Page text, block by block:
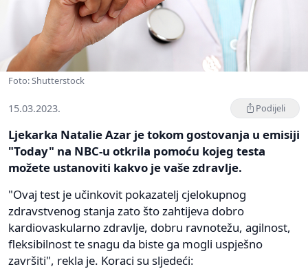
Foto: Shutterstock
15.03.2023. Podijeli
Ljekarka Natalie Azar je tokom gostovanja u emisiji
"Today" na NBC-u otkrila pomoću kojeg testa
možete ustanoviti kakvo je vaše zdravlje.
"Ovaj test je učinkovit pokazatelj cjelokupnog
zdravstvenog stanja zato što zahtijeva dobro
kardiovaskularno zdravlje, dobru ravnotežu, agilnost,
fleksibilnost te snagu da biste ga mogli uspješno
završiti", rekla je. Koraci su sljedeći: